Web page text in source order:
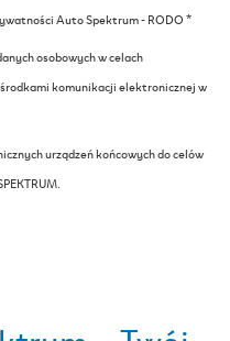
Auto Spektrum - RODO *
osobowych w celach
komunikacji elektronicznej w
urządzeń końcowych do celów